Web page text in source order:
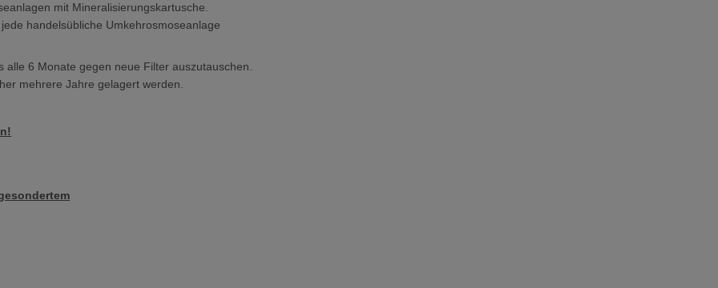
mit Mineralisierungskartusche.
handelsübliche Umkehrosmoseanlage
alle 6 Monate gegen neue Filter auszutauschen.
mehrere Jahre gelagert werden.